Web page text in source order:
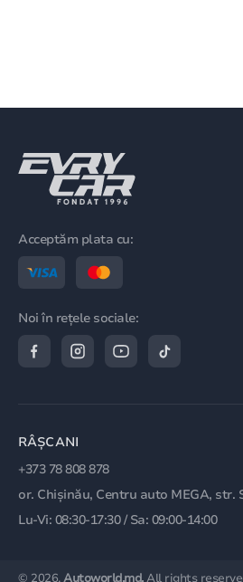
Acceptăm plata cu:
Noi în rețele sociale:
RÂȘCANI
+373 78 808 878
or. Chișinău, Centru auto MEGA, str.
Lu-Vi: 08:30-17:30 / Sa: 09:00-14:00
© 2026.Autoworld.md.All rights